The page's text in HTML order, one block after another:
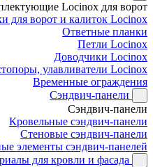
Locinox для ворот
для ворот и калиток Locinox
Ответные планки
Петли Locinox
Доводчики Locinox
улавливатели Locinox
Временные ограждения
Сэндвич-панели
Сэндвич-панели
Кровельные сэндвич-панели
Стеновые сэндвич-панели
элементы сэндвич-панелей
для кровли и фасада